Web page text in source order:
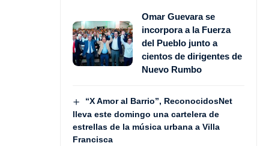
Omar Guevara se
incorpora a la Fuerza
del Pueblo junto a
cientos de dirigentes de
Nuevo Rumbo
“X Amor al Barrio”, ReconocidosNet
lleva este domingo una cartelera de
estrellas de la música urbana a Villa
Francisca